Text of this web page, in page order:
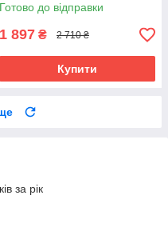
Готово до відправки
1 897 ₴ 2 710 ₴
Купити
за рік